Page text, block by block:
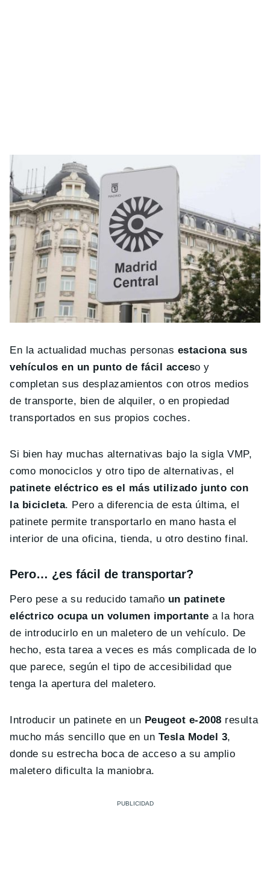
En la actualidad muchas personas estaciona sus
vehículos en un punto de fácil acceso y
completan sus desplazamientos con otros medios
de transporte, bien de alquiler, o en propiedad
transportados en sus propios coches.
Si bien hay muchas alternativas bajo la sigla VMP,
como monociclos y otro tipo de alternativas, el
patinete eléctrico es el más utilizado junto con
la bicicleta. Pero a diferencia de esta última, el
patinete permite transportarlo en mano hasta el
interior de una oficina, tienda, u otro destino final.
Pero… ¿es fácil de transportar?
Pero pese a su reducido tamaño un patinete
eléctrico ocupa un volumen importante a la hora
de introducirlo en un maletero de un vehículo. De
hecho, esta tarea a veces es más complicada de lo
que parece, según el tipo de accesibilidad que
tenga la apertura del maletero.
Introducir un patinete en un Peugeot e-2008 resulta
mucho más sencillo que en un Tesla Model 3,
donde su estrecha boca de acceso a su amplio
maletero dificulta la maniobra.